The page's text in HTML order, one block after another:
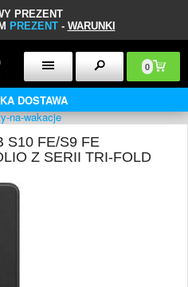
PREZENT
PREZENT- WARUNKI
0
DOSTAWA
S10 FE/S9 FE
Z SERII TRI-FOLD